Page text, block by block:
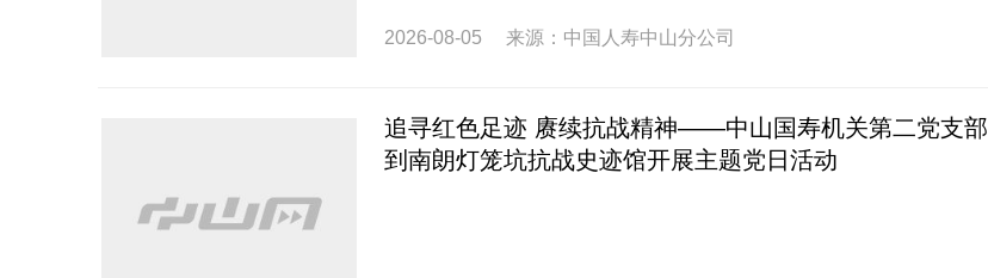
2026-08-05 来源：中国人寿中山分公司
追寻红色足迹 赓续抗战精神——中山国寿机关第二党支部
到南朗灯笼坑抗战史迹馆开展主题党日活动